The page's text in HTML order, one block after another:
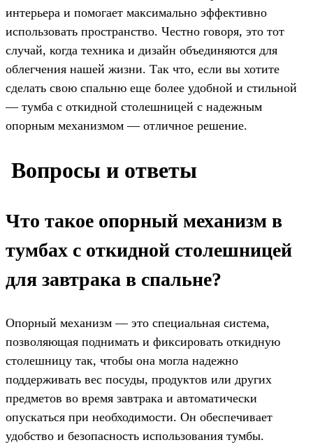
интерьера и помогает максимально эффективно
использовать пространство. Честно говоря, это тот
случай, когда техника и дизайн объединяются для
облегчения нашей жизни. Так что, если вы хотите
сделать свою спальню еще более удобной и стильной
— тумба с откидной столешницей с надежным
опорным механизмом — отличное решение.
️ Вопросы и ответы
Что такое опорный механизм в
тумбах с откидной столешницей
для завтрака в спальне?
Опорный механизм — это специальная система,
позволяющая поднимать и фиксировать откидную
столешницу так, чтобы она могла надежно
поддерживать вес посуды, продуктов или других
предметов во время завтрака и автоматически
опускаться при необходимости. Он обеспечивает
удобство и безопасность использования тумбы.